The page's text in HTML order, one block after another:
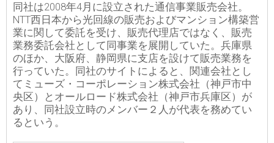
同社は2008年4月に設立された通信事業販売会社。
NTT西日本から光回線の販売およびマンション構築営
業に関して委託を受け、販売代理店ではなく、販売
業務委託会社として同事業を展開していた。兵庫県
のほか、大阪府、静岡県に支店を設けて販売業務を
行っていた。同社のサイトによると、関連会社とし
てミューズ・コーポレーション株式会社（神戸市中
央区）とオールロード株式会社（神戸市兵庫区）が
あり、同社設立時のメンバー２人が代表を務めてい
るという。